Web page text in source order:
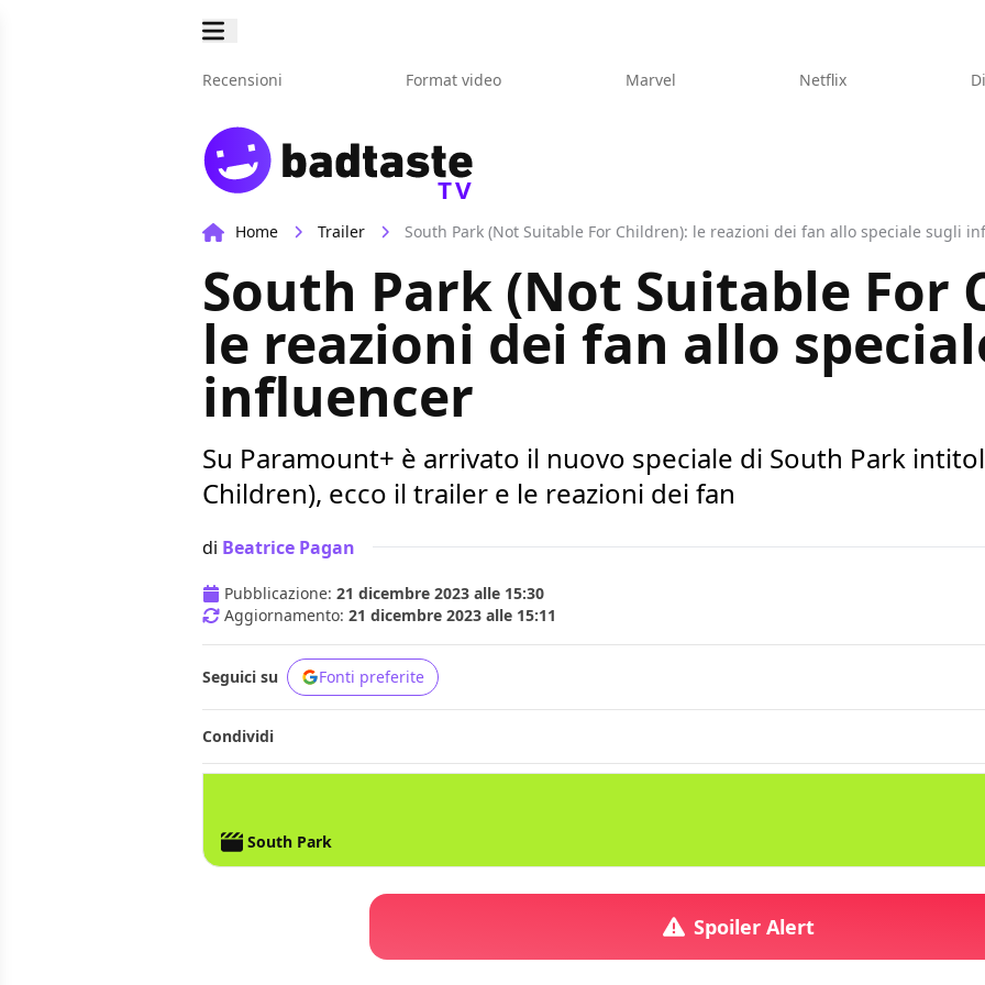
Recensioni Format video Marvel Netflix
TV
Home Trailer South Park (Not Suitable For Children): le reazioni dei fan allo speciale sugli
South Park (Not Suitable For
le reazioni dei fan allo
influencer
Su Paramount+ è arrivato il nuovo speciale di South Park
Children), ecco il trailer e le reazioni dei fan
di Beatrice Pagan
Pubblicazione: 21 dicembre 2023 alle 15:30
Aggiornamento: 21 dicembre 2023 alle 15:11
Seguici su Fonti preferite
Condividi
South Park
Spoiler Alert